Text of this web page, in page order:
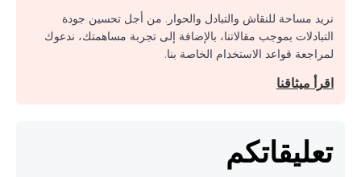
نريد مساحة للنقاش والتبادل والحوار. من أجل تحسين جودة
التبادلات بموجب مقالاتنا، بالإضافة إلى تجربة مساهمتك، ندعوك
لمراجعة قواعد الاستخدام الخاصة بنا.
اقرأ ميثاقنا
تعليقاتكم